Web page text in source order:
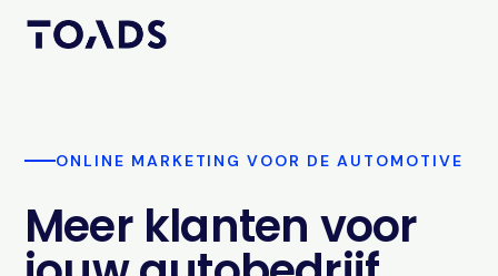
ONLINE MARKETING VOOR DE AUTOMOTIVE
Meer klanten voor